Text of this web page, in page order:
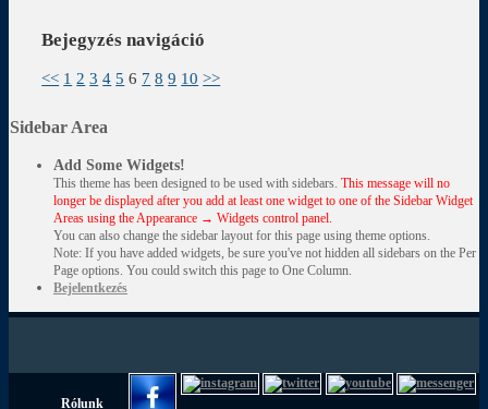
Bejegyzés navigáció
<< 1 2 3 4 5 6 7 8 9 10 >>
Sidebar Area
Add Some Widgets!
This theme has been designed to be used with sidebars. This message will no
longer be displayed after you add at least one widget to one of the Sidebar Widget
Areas using the Appearance → Widgets control panel.
You can also change the sidebar layout for this page using theme options.
Note: If you have added widgets, be sure you've not hidden all sidebars on the Per
Page options. You could switch this page to One Column.
Bejelentkezés
Rólunk